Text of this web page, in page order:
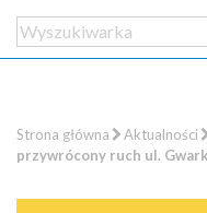
Strona główna Aktualności
przywrócony ruch ul.